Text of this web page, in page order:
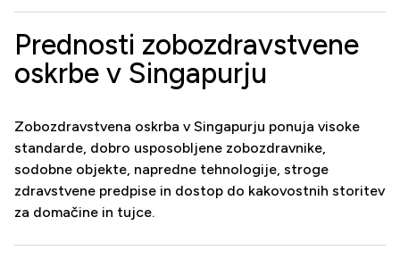
Prednosti zobozdravstvene
oskrbe v Singapurju
Zobozdravstvena oskrba v Singapurju ponuja visoke
standarde, dobro usposobljene zobozdravnike,
sodobne objekte, napredne tehnologije, stroge
zdravstvene predpise in dostop do kakovostnih storitev
za domačine in tujce.